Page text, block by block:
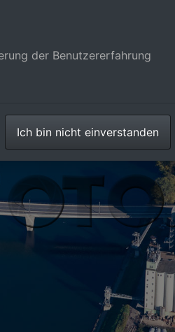
der Benutzererfahrung
Ich bin nicht einverstanden